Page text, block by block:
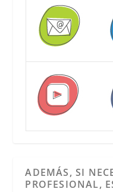
ADEMÁS, SI
PROFESIONAL,